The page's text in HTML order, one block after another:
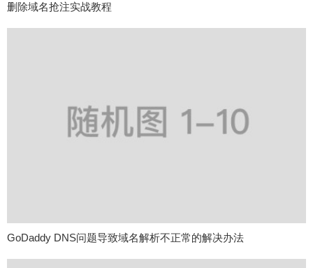
删除域名抢注实战教程
GoDaddy DNS问题导致域名解析不正常的解决办法